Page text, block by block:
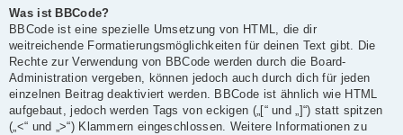
Was ist BBCode?
BBCode ist eine spezielle Umsetzung von HTML, die dir
weitreichende Formatierungsmöglichkeiten für deinen Text gibt. Die
Rechte zur Verwendung von BBCode werden durch die Board-
Administration vergeben, können jedoch auch durch dich für jeden
einzelnen Beitrag deaktiviert werden. BBCode ist ähnlich wie HTML
aufgebaut, jedoch werden Tags von eckigen („[“ und „]“) statt spitzen
(„<“ und „>“) Klammern eingeschlossen. Weitere Informationen zu